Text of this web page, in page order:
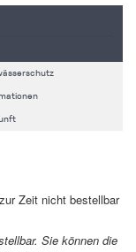
Zeit nicht bestellbar
Sie können die